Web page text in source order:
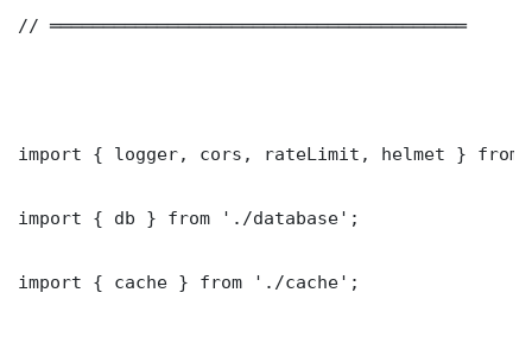
// ═══════════════════════════════════════
import { logger, cors, rateLimit, helmet } from
import { db } from './database';
import { cache } from './cache';